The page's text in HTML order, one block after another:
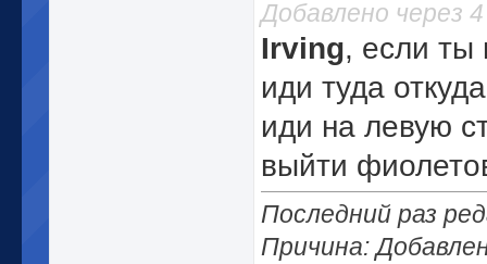
Добавлено через
Irving, если
иди туда
иди на левую
выйти
Последний раз
Причина: